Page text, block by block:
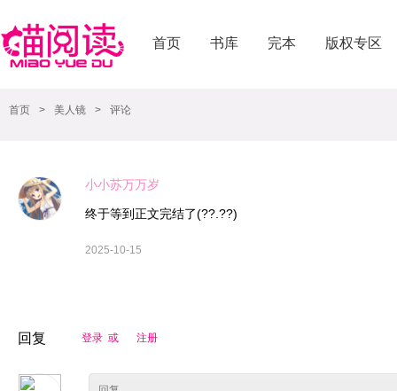
首页 书库 完本 版权专区
首页 > 美人镜 > 评论
小小苏万万岁
终于等到正文完结了(??.??)
2025-10-15
回复 登录 或 注册